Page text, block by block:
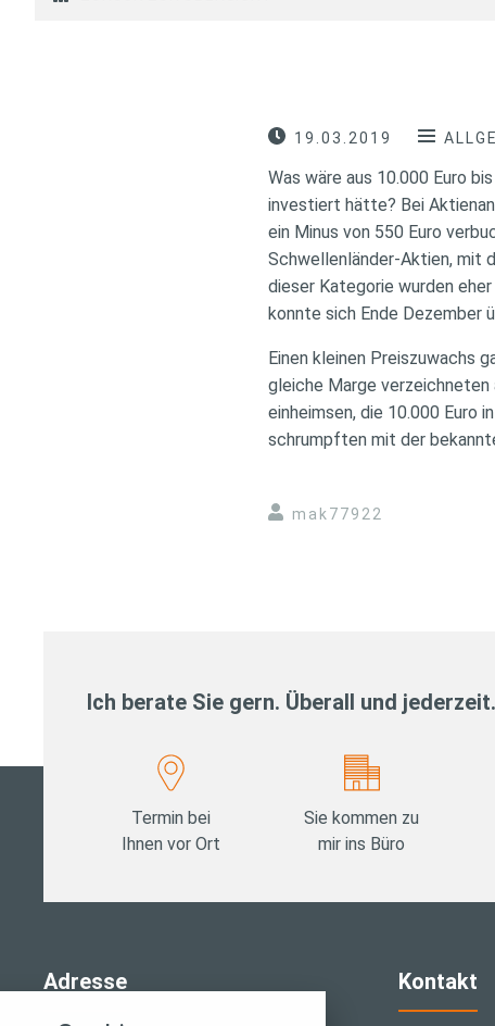
19.03.2019
Was wäre aus 10.000 Euro
investiert hätte? Bei
ein Minus von 550 Euro
Schwellenländer-Aktien, mit
dieser Kategorie wurden
konnte sich Ende Dezember
Einen kleinen Preiszuwachs
gleiche Marge verzeichneten
einheimsen, die 10.000 Euro
schrumpften mit der
mak77922
Ich berate Sie gern. Überall und jederzeit.
Termin bei
Ihnen vor Ort
Sie kommen zu
mir ins Büro
Adresse Kontakt